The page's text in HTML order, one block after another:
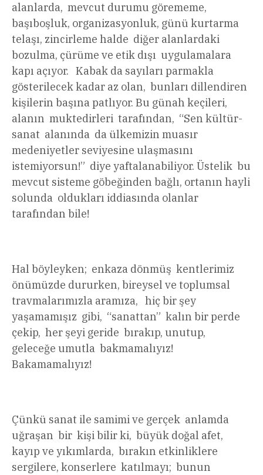
alanlarda, mevcut durumu görememe,
başıboşluk, organizasyonluk, günü kurtarma
telaşı, zincirleme halde diğer alanlardaki
bozulma, çürüme ve etik dışı uygulamalara
kapı açıyor. Kabak da sayıları parmakla
gösterilecek kadar az olan, bunları dillendiren
kişilerin başına patlıyor. Bu günah keçileri,
alanın muktedirleri tarafından, “Sen kültür-
sanat alanında da ülkemizin muasır
medeniyetler seviyesine ulaşmasını
istemiyorsun!” diye yaftalanabiliyor. Üstelik bu
mevcut sisteme göbeğinden bağlı, ortanın hayli
solunda oldukları iddiasında olanlar
tarafından bile!
Hal böyleyken; enkaza dönmüş kentlerimiz
önümüzde dururken, bireysel ve toplumsal
travmalarımızla aramıza, hiç bir şey
yaşamamışız gibi, “sanattan” kalın bir perde
çekip, her şeyi geride bırakıp, unutup,
geleceğe umutla bakmamalıyız!
Bakamamalıyız!
Çünkü sanat ile samimi ve gerçek anlamda
uğraşan bir kişi bilir ki, büyük doğal afet,
kayıp ve yıkımlarda, bırakın etkinliklere
sergilere, konserlere katılmayı; bunun